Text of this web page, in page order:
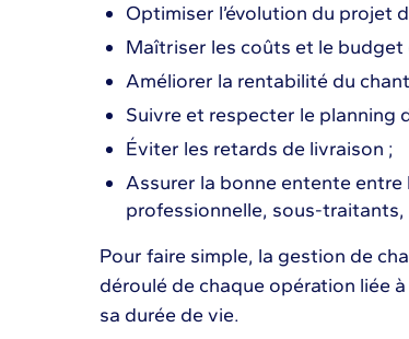
Optimiser l’évolution du projet
Maîtriser les coûts et le
Améliorer la rentabilité du
Suivre et respecter le planning
Éviter les retards de livraison ;
Assurer la bonne entente
professionnelle, sous-
Pour faire simple, la gestion de
déroulé de chaque opération liée
sa durée de vie.